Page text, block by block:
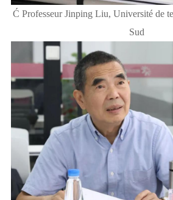
Ć Professeur Jinping Liu, Université de
Sud